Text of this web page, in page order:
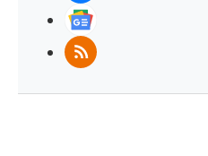
RSS